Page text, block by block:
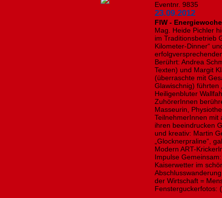
Eventnr. 9835
23.09.2012
FIW -
Mag. Heide Pichler
im Traditionsbetrieb
Kilometer-Dinner“
Berührt: Andrea
Texten) und Margit
(überraschte mit
Glawischnig) führten
Heiligenbluter
ZuhörerInnen
Masseurin,
TeilnehmerInnen mit
ihren beeindrucken
und kreativ: Martin
„Glocknerpraline“,
Modern ART-
Impulse
Kaiserwetter im
der Wirtschaft =
Fensterguckerfotos: